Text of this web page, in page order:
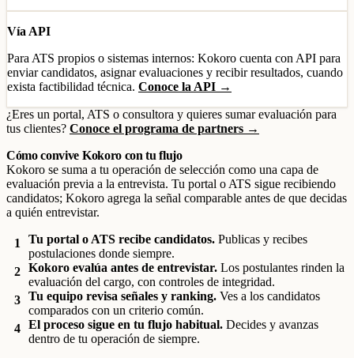
Vía API
Para ATS propios o sistemas internos: Kokoro cuenta con API para
enviar candidatos, asignar evaluaciones y recibir resultados, cuando
exista factibilidad técnica. Conoce la API →
¿Eres un portal, ATS o consultora y quieres sumar evaluación para
tus clientes? Conoce el programa de partners →
Cómo convive Kokoro con tu flujo
Kokoro se suma a tu operación de selección como una capa de
evaluación previa a la entrevista. Tu portal o ATS sigue recibiendo
candidatos; Kokoro agrega la señal comparable antes de que decidas
a quién entrevistar.
1 Tu portal o ATS recibe candidatos. Publicas y recibes
postulaciones donde siempre.
2 Kokoro evalúa antes de entrevistar. Los postulantes rinden la
evaluación del cargo, con controles de integridad.
3 Tu equipo revisa señales y ranking. Ves a los candidatos
comparados con un criterio común.
4 El proceso sigue en tu flujo habitual. Decides y avanzas
dentro de tu operación de siempre.